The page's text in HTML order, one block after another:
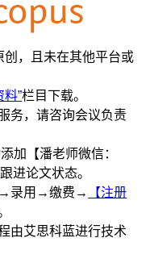
，且未在其他平台或
料”栏目下载。
务，请咨询会议负责
加【潘老师微信：
进论文状态。
→录用→缴费→
【注册
由艾思科蓝进行技术